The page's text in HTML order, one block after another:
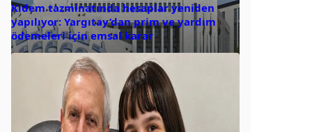
Kıdem tazminatında hesaplar yeniden
yapılıyor: Yargıtay’dan prim ve yardım
ödemeleri için emsal karar